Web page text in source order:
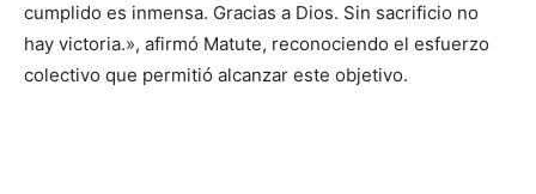
cumplido es inmensa. Gracias a Dios. Sin sacrificio no
hay victoria.», afirmó Matute, reconociendo el esfuerzo
colectivo que permitió alcanzar este objetivo.